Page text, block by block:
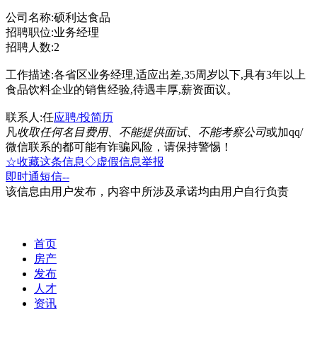
公司名称:硕利达食品
招聘职位:业务经理
招聘人数:2
工作描述:各省区业务经理,适应出差,35周岁以下,具有3年以上
食品饮料企业的销售经验,待遇丰厚,薪资面议。
联系人:任应聘/投简历
凡收取任何名目费用、不能提供面试、不能考察公司或加qq/
微信联系的都可能有诈骗风险，请保持警惕！
☆收藏这条信息◇虚假信息举报
即时通短信--
该信息由用户发布，内容中所涉及承诺均由用户自行负责
首页
房产
发布
人才
资讯